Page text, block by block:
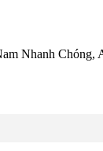
Nhanh Chóng,